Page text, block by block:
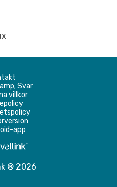
Svar
villkor
app
® 2026